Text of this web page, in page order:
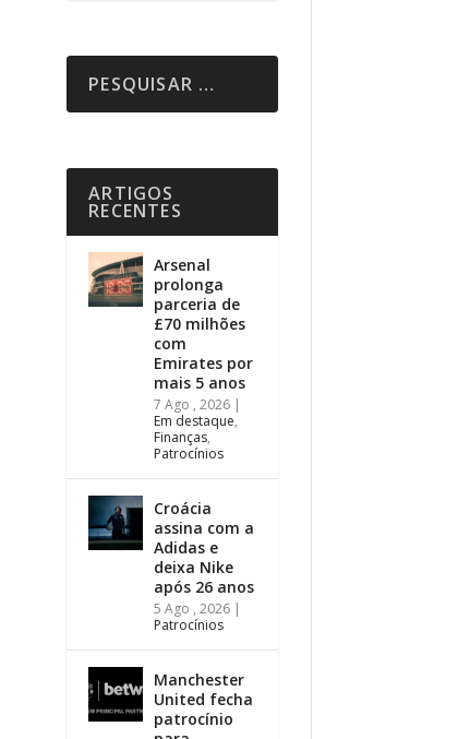
ARTIGOS
RECENTES
Arsenal
prolonga
parceria de
£70 milhões
com
Emirates por
mais 5 anos
7 Ago , 2026 |
Em destaque,
Finanças,
Patrocínios
Croácia
assina com a
Adidas e
deixa Nike
após 26 anos
5 Ago , 2026 |
Patrocínios
Manchester
United fecha
patrocínio